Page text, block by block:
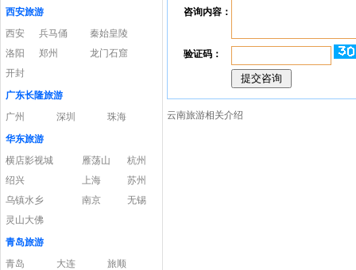
西安旅游
西安
兵马俑
秦始皇陵
洛阳
郑州
龙门石窟
开封
广东长隆旅游
广州
深圳
珠海
华东旅游
横店影视城
雁荡山
杭州
绍兴
上海
苏州
乌镇水乡
南京
无锡
灵山大佛
青岛旅游
青岛
大连
旅顺
咨询内容：
验证码：
云南旅游相关介绍